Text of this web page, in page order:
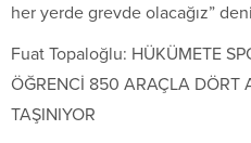
her yerde grevde olacağız”
Fuat Topaloğlu: HÜKÜMETE
ÖĞRENCİ 850 ARAÇLA DÖRT
TAŞINIYOR